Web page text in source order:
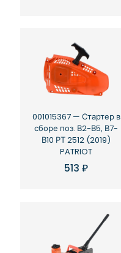
001015367 — Стартер в
сборе поз. В2-В5, В7-
В10 РТ 2512 (2019)
PATRIOT
513₽